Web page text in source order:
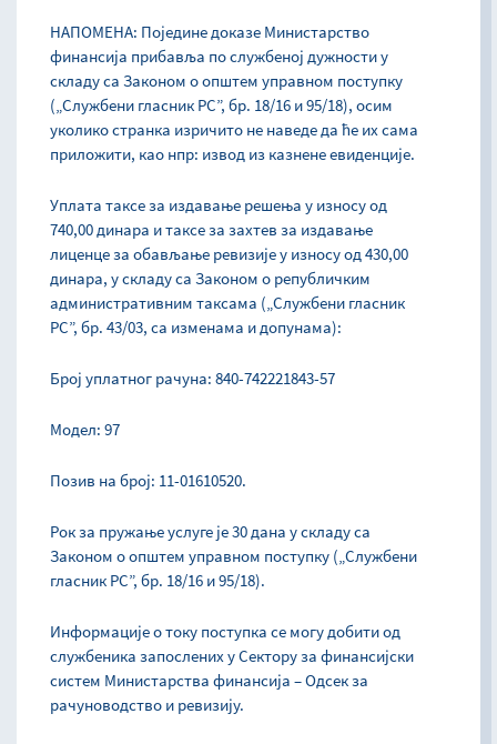
НАПОМЕНА: Поједине доказе Министарство
финансија прибавља по службеној дужности у
складу са Законом о општем управном поступку
(„Службени гласник РС”, бр. 18/16 и 95/18), осим
уколико странка изричито не наведе да ће их сама
приложити, као нпр: извод из казнене евиденције.
Уплата таксе за издавање решења у износу од
740,00 динара и таксе за захтев за издавање
лиценце за обављање ревизије у износу од 430,00
динара, у складу са Законом о републичким
административним таксама („Службени гласник
РС”, бр. 43/03, са изменама и допунама):
Број уплатног рачуна: 840-742221843-57
Модел: 97
Позив на број: 11-01610520.
Рок за пружање услуге је 30 дана у складу са
Законом о општем управном поступку („Службени
гласник РС”, бр. 18/16 и 95/18).
Информације о току поступка се могу добити од
службеника запослених у Сектору за финансијски
систем Министарства финансија – Одсек за
рачуноводство и ревизију.